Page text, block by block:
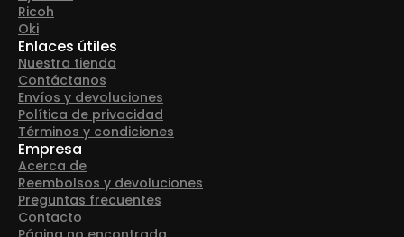
Ricoh
Oki
Enlaces útiles
Nuestra tienda
Contáctanos
Envíos y devoluciones
Política de privacidad
Términos y condiciones
Empresa
Acerca de
Reembolsos y devoluciones
Preguntas frecuentes
Contacto